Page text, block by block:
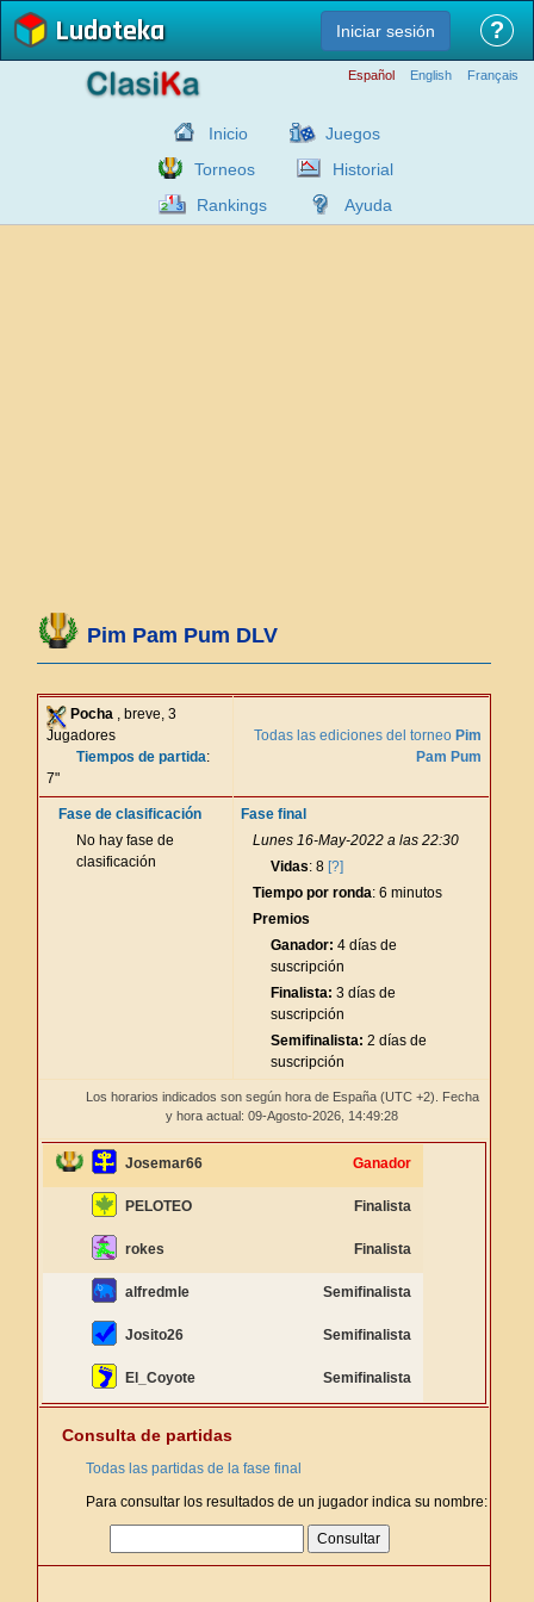
Ludoteka Iniciar sesión ?
Español English Français
Inicio
Juegos
Torneos
Historial
Rankings
Ayuda
Pim Pam Pum DLV
Pocha , breve, 3
Jugadores
Tiempos de partida:
7"
Todas las ediciones del torneo Pim
Pam Pum
Fase de clasificación
No hay fase de
clasificación
Fase final
Lunes 16-May-2022 a las 22:30
Vidas: 8 [?]
Tiempo por ronda: 6 minutos
Premios
Ganador: 4 días de
suscripción
Finalista: 3 días de
suscripción
Semifinalista: 2 días de
suscripción
Los horarios indicados son según hora de España (UTC +2). Fecha
y hora actual: 09-Agosto-2026, 14:49:29
Josemar66 Ganador
PELOTEO Finalista
rokes Finalista
alfredmle Semifinalista
Josito26 Semifinalista
El_Coyote Semifinalista
Consulta de partidas
Todas las partidas de la fase final
Para consultar los resultados de un jugador indica su nombre: